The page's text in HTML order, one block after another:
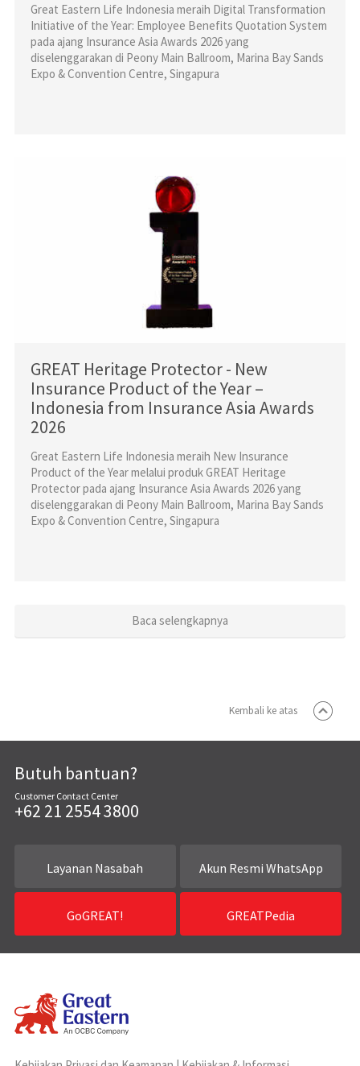
Great Eastern Life Indonesia meraih Digital Transformation
Initiative of the Year: Employee Benefits Quotation System
pada ajang Insurance Asia Awards 2026 yang
diselenggarakan di Peony Main Ballroom, Marina Bay Sands
Expo & Convention Centre, Singapura
GREAT Heritage Protector - New
Insurance Product of the Year –
Indonesia from Insurance Asia Awards
2026
Great Eastern Life Indonesia meraih New Insurance
Product of the Year melalui produk GREAT Heritage
Protector pada ajang Insurance Asia Awards 2026 yang
diselenggarakan di Peony Main Ballroom, Marina Bay Sands
Expo & Convention Centre, Singapura
Baca selengkapnya
Kembali ke atas
Butuh bantuan?
Customer Contact Center
+62 21 2554 3800
Layanan Nasabah Akun Resmi WhatsApp
GoGREAT! GREATPedia